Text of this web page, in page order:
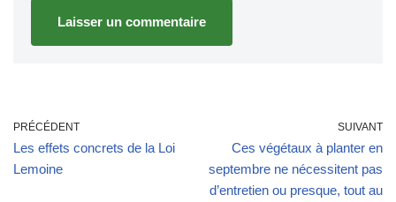
PRÉCÉDENT
Les effets concrets de la Loi
Lemoine
SUIVANT
Ces végétaux à planter en
septembre ne nécessitent pas
d’entretien ou presque, tout au